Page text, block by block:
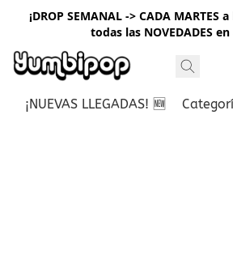
¡DROP SEMANAL -> CADA MARTES
todas las NOVEDADES en
¡NUEVAS LLEGADAS! 🆕